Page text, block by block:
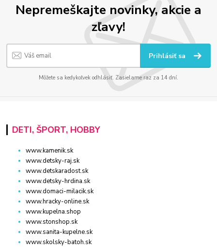
Nepremeškajte novinky, akcie a
zľavy!
Prihlásiť sa
Môžete sa kedykoľvek odhlásiť. Zasielame raz za 14 dní.
DETI, ŠPORT, HOBBY
www.kamenik.sk
www.detsky-raj.sk
www.detskaradost.sk
www.detsky-hrdina.sk
www.domaci-milacik.sk
www.hracky-online.sk
www.kupelna.shop
www.stonshop.sk
www.sanita-kupelne.sk
www.skolsky-batoh.sk